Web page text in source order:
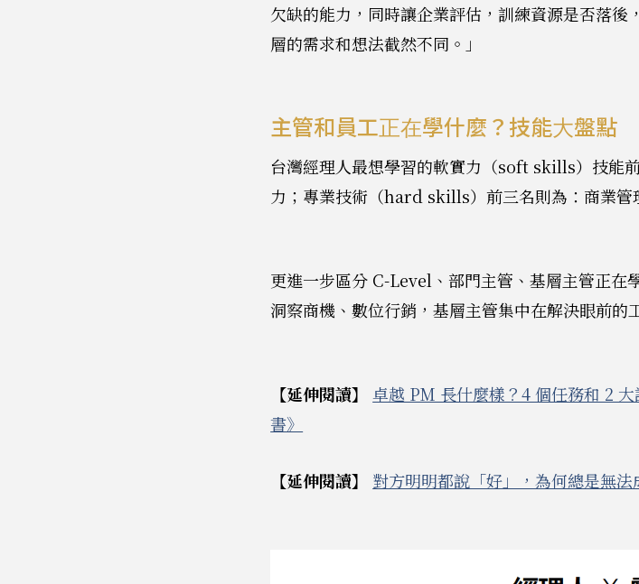
欠缺的能力，同時讓企業評估，訓練資源是否落
層的需求和想法截然不同。」
主管和員工正在學什麼？技能大盤點
台灣經理人最想學習的軟實力（soft skills）技能
力；專業技術（hard skills）前三名則為：商業管
更進一步區分 C-Level、部門主管、基層主管正在
洞察商機、數位行銷，基層主管集中在解決眼前的
【延伸閱讀】
卓越 PM 長什麼樣？4 個任務和 2
書》
【延伸閱讀】 對方明明都說「好」，為何總是無